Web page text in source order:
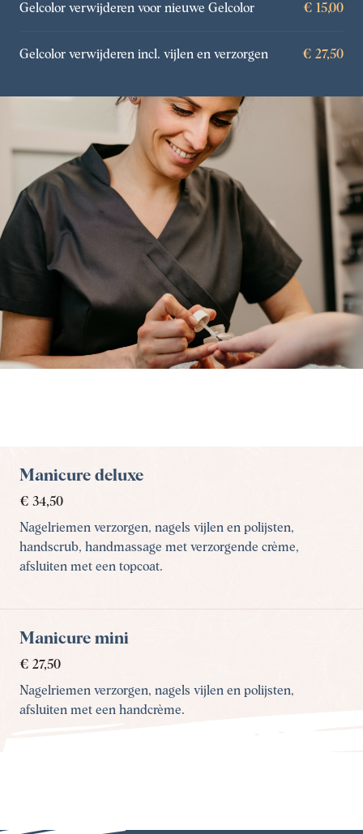
Gelcolor verwijderen voor nieuwe Gelcolor € 15,00
Gelcolor verwijderen incl. vijlen en verzorgen € 27,50
Manicure deluxe
€ 34,50
Nagelriemen verzorgen, nagels vijlen en polijsten,
handscrub, handmassage met verzorgende crème,
afsluiten met een topcoat.
Manicure mini
€ 27,50
Nagelriemen verzorgen, nagels vijlen en polijsten,
afsluiten met een handcrème.